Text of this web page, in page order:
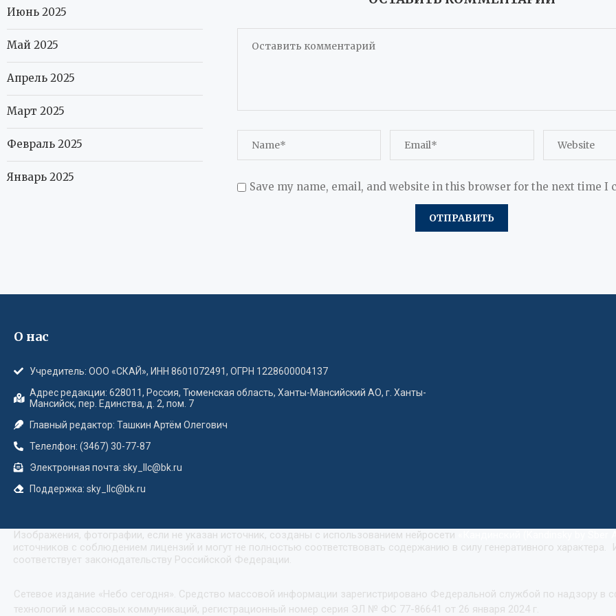
Save my name, email, and website in this browser for the next time I
Июнь 2025
Май 2025
Апрель 2025
Март 2025
Февраль 2025
Январь 2025
О нас
Учредитель: ООО «СКАЙ», ИНН 8601072491, ОГРН 1228600004137
Адрес редакции: 628011, Россия, Тюменская область, Ханты-Мансийский АО, г. Ханты-
Мансийск, пер. Единства, д. 2, пом. 7
Главный редактор: Ташкин Артём Олегович
Телелфон: (3467) 30-77-87
Электронная почта: sky_llc@bk.ru
Поддержка: sky_llc@bk.ru
Изображения, фотографии, если не указан источник, созданы с использованием нейросети
источников с соблюдением лицензий и могут не полностью соответствовать содержанию в силу генеративного
соответствует законодательству Российской Федерации.
Сетевое издание «Небо сегодня». Средство массовой информации зарегистрировано Федеральной службой по надзору в
технологий и массовых коммуникаций, регистрационный номер серия ЭЛ № ФС 77-86641 от 26 января 2024 г.